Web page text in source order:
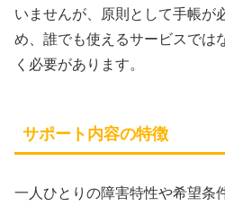
いませんが、原則として手帳が
め、誰でも使えるサービスでは
く必要があります。
サポート内容の特徴
一人ひとりの障害特性や希望条